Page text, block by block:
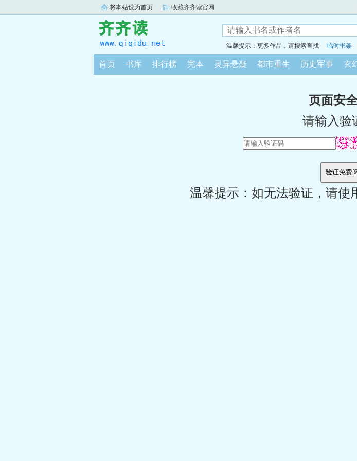
将本站设为首页 收藏齐齐读官网
温馨提示：更多作品，请搜索查找 临时书架
首页 书库 排行榜 完本 灵异悬疑 都市重生 历史军事 玄
页面安
请输入验
温馨提示：如无法验证，请使